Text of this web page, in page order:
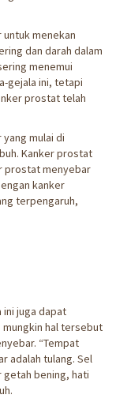
menekan
dan darah dalam
menemui
gejala ini, tetapi
prostat telah
mulai di
Kanker prostat
prostat menyebar
kanker
terpengaruh,
ini juga dapat
hal tersebut
“Tempat
adalah tulang. Sel
bening, hati